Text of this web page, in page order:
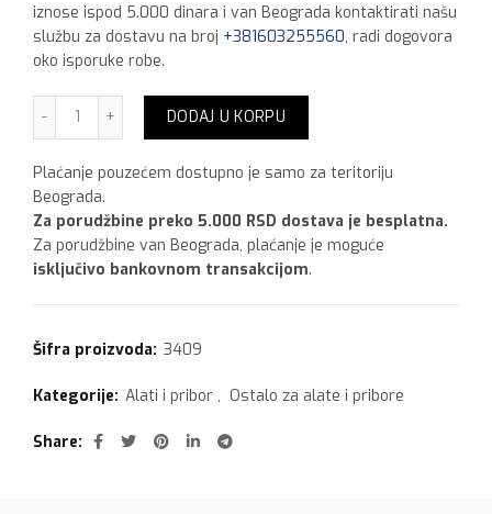
iznose ispod 5.000 dinara i van Beograda kontaktirati našu
službu za dostavu na broj +381603255560, radi dogovora
oko isporuke robe.
Bela šmirgla 220 količina
DODAJ U KORPU
Plaćanje pouzećem dostupno je samo za teritoriju
Beograda.
Za porudžbine preko 5.000 RSD dostava je besplatna.
Za porudžbine van Beograda, plaćanje je moguće
isključivo bankovnom transakcijom.
Šifra proizvoda: 3409
Kategorije: Alati i pribor , Ostalo za alate i pribore
Share